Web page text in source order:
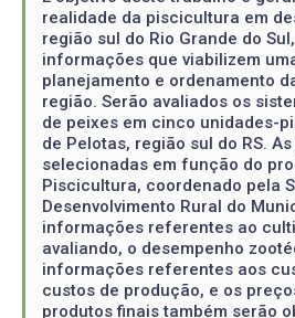
realidade da piscicultura em
região sul do Rio Grande do
informações que viabilizem
planejamento e ordenamento
região. Serão avaliados os
de peixes em cinco unidades-
de Pelotas, região sul do RS.
selecionadas em função do
Piscicultura, coordenado pela
Desenvolvimento Rural do
informações referentes ao
avaliando, o desempenho
informações referentes aos
custos de produção, e os
produtos finais também serão